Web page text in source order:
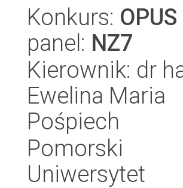
Konkurs:
panel: NZ7
Kierownik: dr
Ewelina Maria
Pośpiech
Pomorski
Uniwersytet